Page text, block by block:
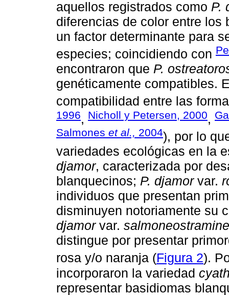
aquellos registrados como P.
diferencias de color entre los
un factor determinante para
especies; coincidiendo con
encontraron que P.
genéticamente compatibles.
compatibilidad entre las
1996, Nicholl y Petersen, 2000,
Salmones et al., 2004), por lo
variedades ecológicas en la
djamor, caracterizada por
blanquecinos; P. djamorvar.
individuos que presentan
disminuyen notoriamente su
djamorvar.
distingue por presentar
rosa y/o naranja (Figura 2).
incorporaron la variedad
representar basidiomas